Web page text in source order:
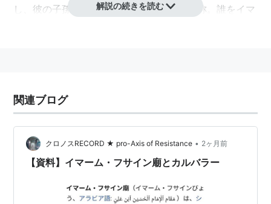
し、彼の子孫を
イマームと奉ずる諸派の総称。誰をイマ
分派があるわけではない。
イスラム教においてはスンナ派が多数を占めるので少数
派（約２割）である。
シーア派内最大は十二イマーム派（イラン等で多い）。
解説の続きを読む
関連ブログ
クロノスRECORD ★ pro-Axis of Resistance • 2ヶ月前
【資料】イマーム・フサイン廟とカルバラー